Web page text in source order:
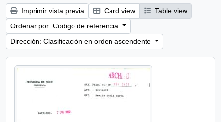
Imprimir vista previa Card view
Table view
Ordenar por: Código de referencia
Dirección: Clasificación en orden ascendente